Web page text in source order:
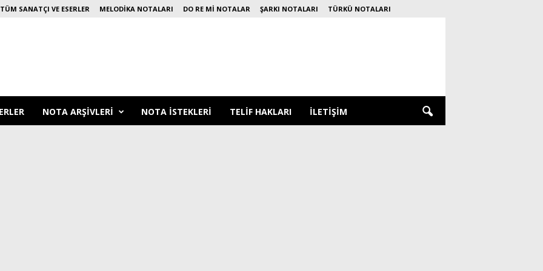
TÜM SANATÇI VE ESERLER MELODIKA NOTALARI DO RE MI NOTALAR ŞARKI NOTALARI TÜRKÜ NOTALARI
NOTA ARŞIVLERI NOTA ISTEKLERI TELIF HAKLARI İLETIŞIM